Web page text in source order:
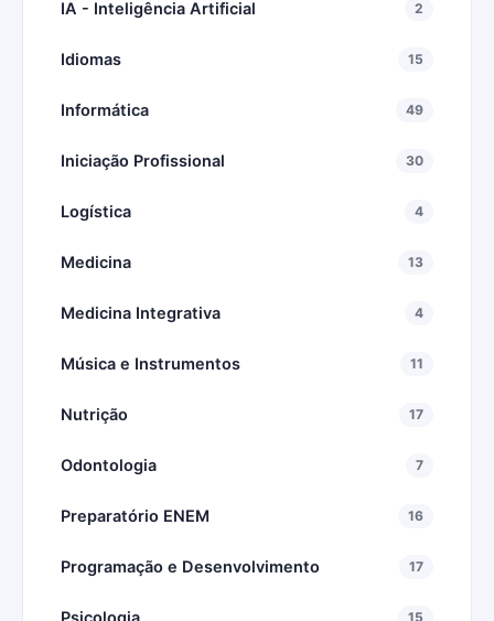
IA - Inteligência Artificial 2
Idiomas 15
Informática 49
Iniciação Profissional 30
Logística 4
Medicina 13
Medicina Integrativa 4
Música e Instrumentos 11
Nutrição 17
Odontologia 7
Preparatório ENEM 16
Programação e Desenvolvimento 17
15